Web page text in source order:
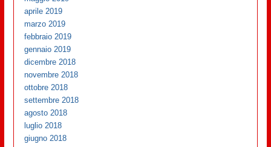
aprile 2019
marzo 2019
febbraio 2019
gennaio 2019
dicembre 2018
novembre 2018
ottobre 2018
settembre 2018
agosto 2018
luglio 2018
giugno 2018